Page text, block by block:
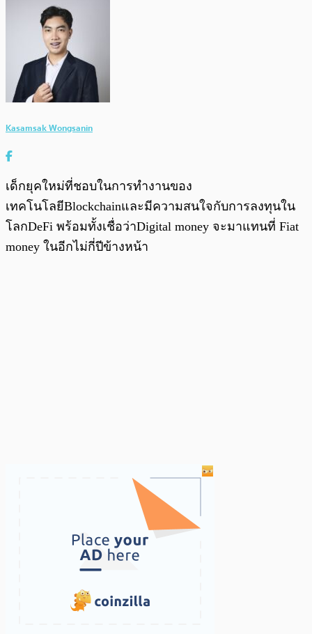
Kasamsak Wongsanin
เด็กยุคใหม่ที่ชอบในการทำงานของ
เทคโนโลยีBlockchainและมีความสนใจกับการลงทุนใน
โลกDeFi พร้อมทั้งเชื่อว่าDigital money จะมาแทนที่ Fiat
money ในอีกไม่กี่ปีข้างหน้า